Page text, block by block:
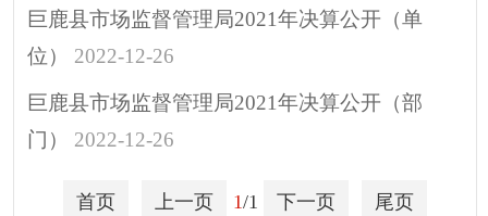
助企纾困
巨鹿县市场监督管理局2021年决算公开（单
位）
2022-12-26
巨鹿县市场监督管理局2021年决算公开（部
门）
2022-12-26
首页 上一页 1/1 下一页 尾页